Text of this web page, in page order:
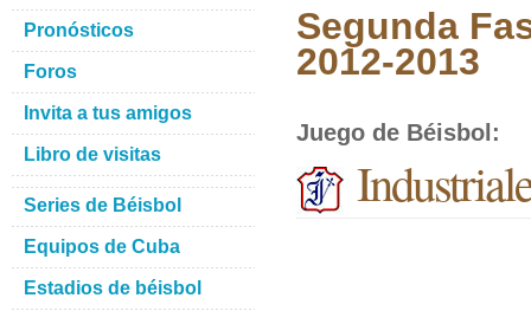
Segunda
2012-2013
Juego de Béisbol :
Pronósticos
Foros
Invita a tus amigos
Libro de visitas
Series de Béisbol
Equipos de Cuba
Estadios de béisbol